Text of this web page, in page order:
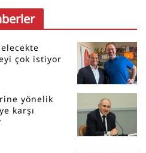
çok istiyor
yönelik
karşı